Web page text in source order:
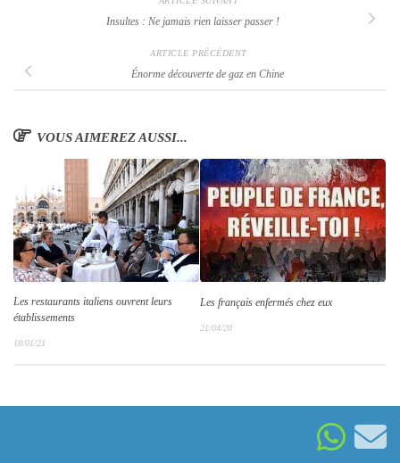
Insultes : Ne jamais rien laisser passer !
ARTICLE PRÉCÉDENT
Énorme découverte de gaz en Chine
VOUS AIMEREZ AUSSI...
Les restaurants italiens ouvrent leurs
établissements
18/01/21
Les français enfermés chez eux
21/04/20